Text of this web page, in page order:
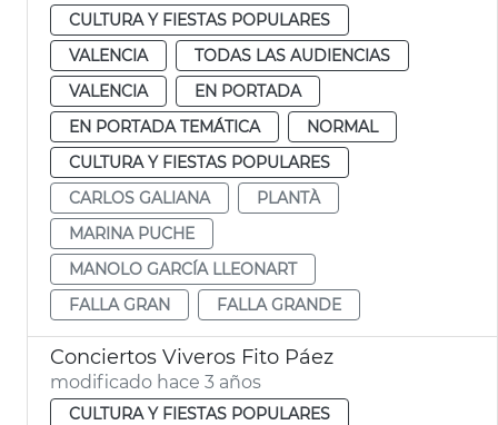
CULTURA Y FIESTAS POPULARES
VALENCIA
TODAS LAS AUDIENCIAS
VALENCIA
EN PORTADA
EN PORTADA TEMÁTICA
NORMAL
CULTURA Y FIESTAS POPULARES
CARLOS GALIANA
PLANTÀ
MARINA PUCHE
MANOLO GARCÍA LLEONART
FALLA GRAN
FALLA GRANDE
Conciertos Viveros Fito Páez
modificado hace 3 años
CULTURA Y FIESTAS POPULARES